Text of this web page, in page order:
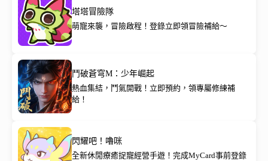
塔塔冒險隊
萌寵來襲，冒險啟程！登錄立即領冒險補給～
鬥破蒼穹M：少年崛起
熱血集結，鬥氣開戰！立即預約，領專屬修練補
給！
閃耀吧！嚕咪
全新休閒療癒捉寵經營手遊！完成MyCard事前登錄